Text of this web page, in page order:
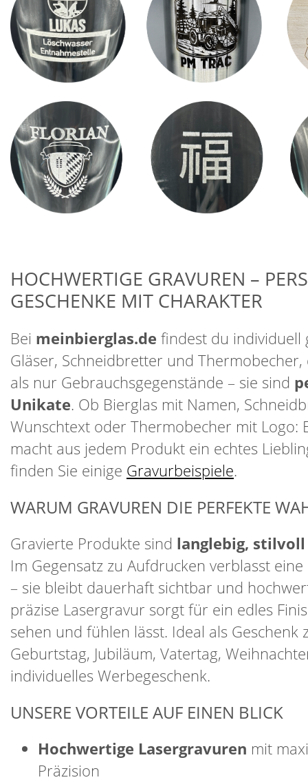
HOCHWERTIGE GRAVUREN –
GESCHENKE MIT CHARAKTER
Bei meinbierglas.de findest du individuell
Gläser, Schneidbretter und
als nur Gebrauchsgegenstände – sie sind
Unikate. Ob Bierglas mit Namen,
Wunschtext oder Thermobecher mit Logo:
macht aus jedem Produkt ein echtes
finden Sie einige Gravurbeispiele.
WARUM GRAVUREN DIE PERFEKTE
Gravierte Produkte sind langlebig,
Im Gegensatz zu Aufdrucken verblasst
– sie bleibt dauerhaft sichtbar und
präzise Lasergravur sorgt für ein edles
sehen und fühlen lässt. Ideal als Geschenk
Geburtstag, Jubiläum, Vatertag,
individuelles Werbegeschenk.
UNSERE VORTEILE AUF EINEN BLICK
Hochwertige Lasergravuren mit
Präzision